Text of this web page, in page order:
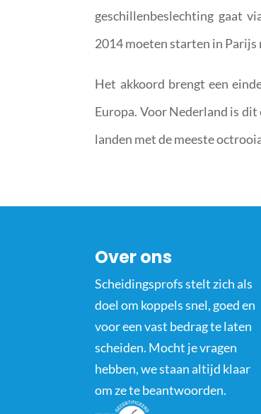
geschillenbeslechting gaat
2014 moeten starten in Parijs
Het akkoord brengt een
Europa. Voor Nederland is
landen met de meeste
Over ons
Scheidingsprofs stelt zich als
doel om koppels snel, goed en
voor een vast bedrag te laten
scheiden. Mocht je vragen
hebben, we staan altijd klaar
om ze te beantwoorden.